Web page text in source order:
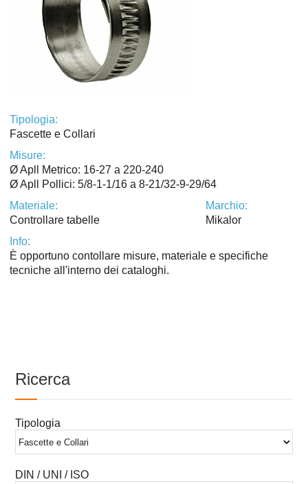
Tipologia:
Fascette e Collari
Misure:
Ø Apll Metrico: 16-27 a 220-240
Ø Apll Pollici: 5/8-1-1/16 a 8-21/32-9-29/64
Materiale:
Controllare tabelle
Marchio:
Mikalor
Info:
È opportuno contollare misure, materiale e specifiche
tecniche all'interno dei cataloghi.
Ricerca
Tipologia
DIN / UNI / ISO